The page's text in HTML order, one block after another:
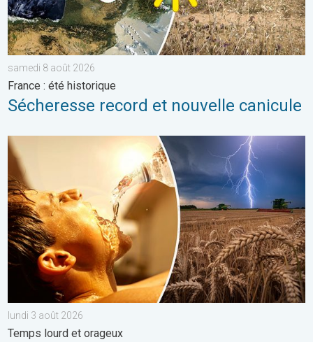
samedi 8 août 2026
France : été historique
Sécheresse record et nouvelle canicule
Risque d'orage violent cette semaine. Temps lourd et
lundi 3 août 2026
Temps lourd et orageux